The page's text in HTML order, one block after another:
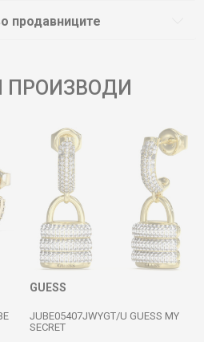
продавниците
ПРОИЗВОДИ
GUESS
JUBE05407JWYGT/U GUESS MY
SECRET